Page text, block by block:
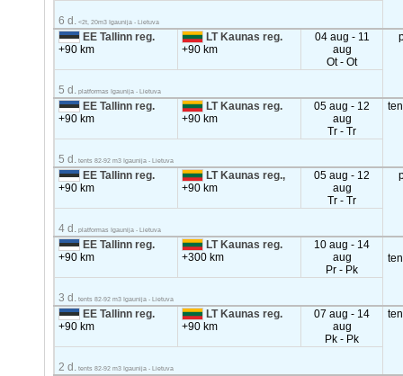
6 d. <2t, 20m3 Igaunija - Lietuva
EE Tallinn reg.
+90 km
LT Kaunas reg.
+90 km
04 aug - 11
aug
Ot - Ot
5 d. platformas Igaunija - Lietuva
EE Tallinn reg.
+90 km
LT Kaunas reg.
+90 km
05 aug - 12
aug
Tr - Tr
5 d. tents 82-92 m3 Igaunija - Lietuva
EE Tallinn reg.
+90 km
LT Kaunas reg.,
+90 km
05 aug - 12
aug
Tr - Tr
4 d. platformas Igaunija - Lietuva
EE Tallinn reg.
+90 km
LT Kaunas reg.
+300 km
10 aug - 14
aug
Pr - Pk
3 d. tents 82-92 m3 Igaunija - Lietuva
EE Tallinn reg.
+90 km
LT Kaunas reg.
+90 km
07 aug - 14
aug
Pk - Pk
2 d. tents 82-92 m3 Igaunija - Lietuva